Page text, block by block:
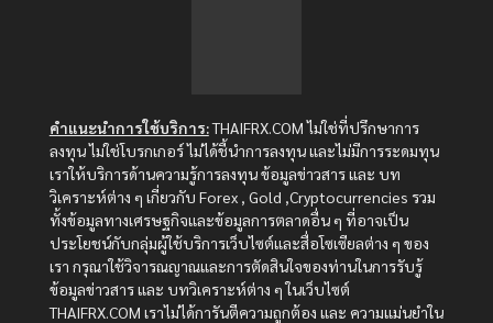
คำแนะนำการใช้บริการ:THAIFRX.COM ไม่ใช่ที่ปรึกษาการ
ลงทุน ไม่ใช่โบรกเกอร์ ไม่ได้ชี้นำการลงทุน และไม่มีการระดมทุน
เราให้บริการด้านความรู้การลงทุน ข้อมูลข่าวสาร และ บท
วิเคราะห์ต่าง ๆ เกี่ยวกับ Forex , Gold ,Cryptocurrencies รวม
ทั้งข้อมูลทางเศรษฐกิจและข้อมูลการตลาดอื่น ๆ ที่อาจเป็น
ประโยชน์กับกลุ่มผู้ใช้บริการเว็บไซต์และสื่อโซเซียลต่าง ๆ ของ
เรา กรุณาใช้วิจารณญาณและการตัดสินใจของท่านในการรับรู้
ข้อมูลข่าวสาร และ บทวิเคราะห์ต่าง ๆ ในเว็บไซต์
THAIFRX.COM เราไม่ได้การันตีความถูกต้อง และ ความแม่นยำใน